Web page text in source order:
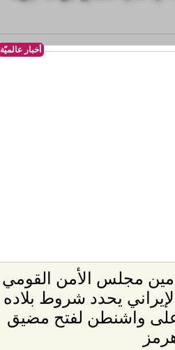
أخبار عالميّة
مجلس الأمن القومي
يحدد شروط بلاده
واشنطن لفتح مضيق